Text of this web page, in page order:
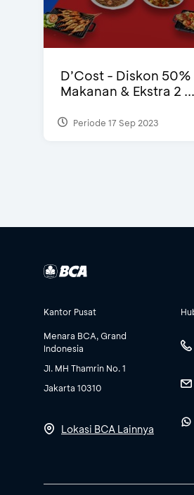
D’Cost - Diskon 50%
Makanan & Ekstra 2 ...
Periode 17 Sep 2023
Kantor Pusat
Menara BCA, Grand
Indonesia
Jl. MH Thamrin No. 1
Jakarta 10310
Lokasi BCA Lainnya